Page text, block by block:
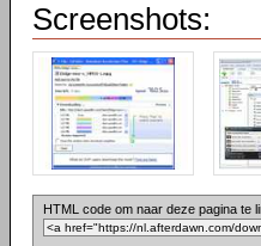
Screenshots:
HTML code om naar deze pagina te